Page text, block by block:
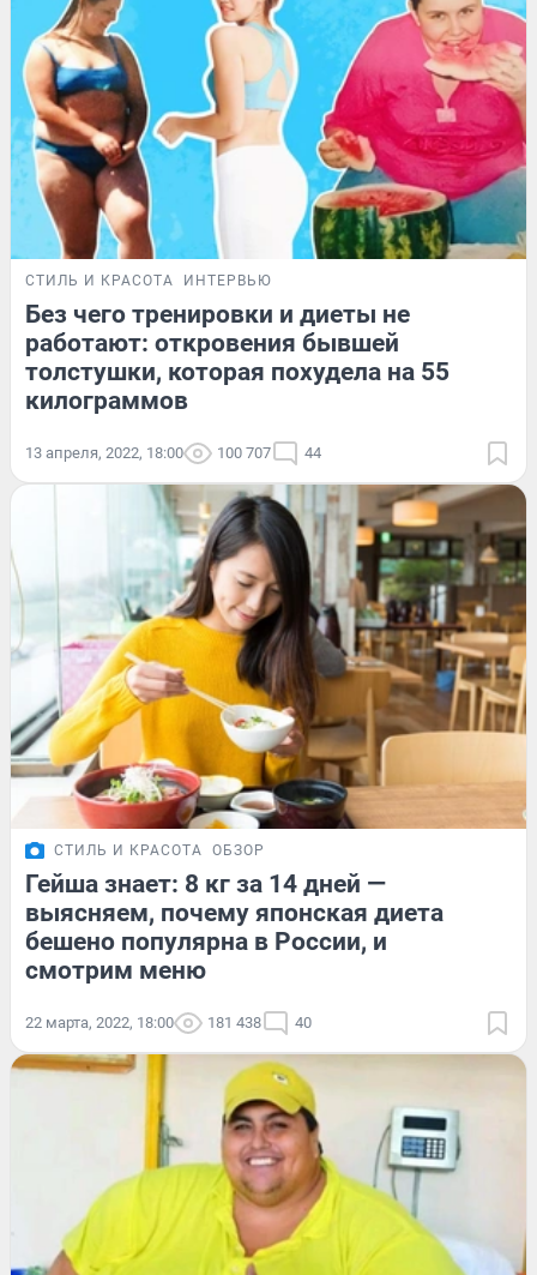
СТИЛЬ И КРАСОТА ИНТЕРВЬЮ
Без чего тренировки и диеты не
работают: откровения бывшей
толстушки, которая похудела на 55
килограммов
13 апреля, 2022, 18:00 100 707 44
СТИЛЬ И КРАСОТА ОБЗОР
Гейша знает: 8 кг за 14 дней —
выясняем, почему японская диета
бешено популярна в России, и
смотрим меню
22 марта, 2022, 18:00 181 438 40